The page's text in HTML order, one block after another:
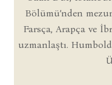
Bölümü’nden
Farsça, Arapça ve
uzmanlaştı.